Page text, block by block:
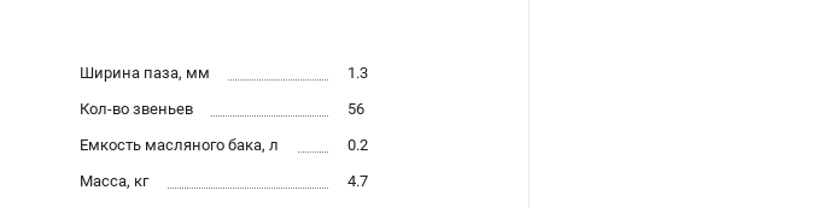
Ширина паза, мм
1.3
Кол-во звеньев
56
Емкость масляного бака, л
0.2
Масса, кг
4.7